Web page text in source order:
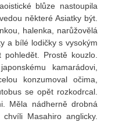
blůze nastoupila
některé Asiatky být.
halenka, narůžovělá
a bílé lodičky s vysokým
Prostě kouzlo.
kamarádovi,
konzumoval očima,
se opět rozkodrcal.
Měla nádherně drobná
Masahiro anglicky.